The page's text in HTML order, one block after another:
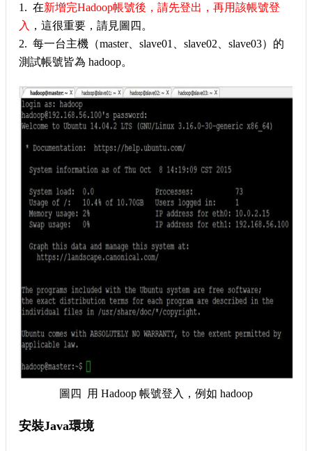
1. 在新增完Hadoop帳號後，請先登出，再用該帳號登
入 ，這很重要，請見圖四。
2. 每一台主機（master、slave01、slave02、slave03）的
測試帳號皆為 hadoop。
圖四 用 Hadoop 帳號登入，例如 hadoop
安裝Java環境